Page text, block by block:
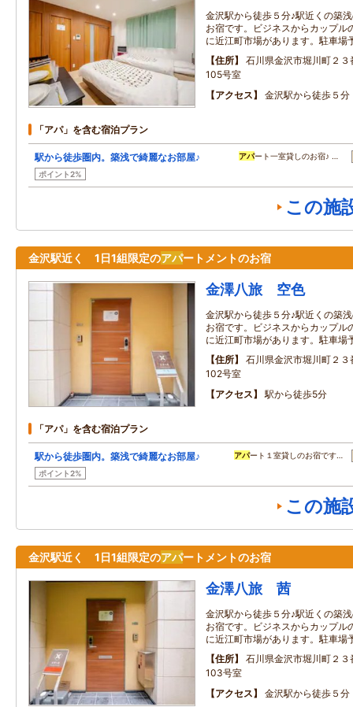
金沢駅から徒歩５分♪駅近くの築
お宿です。ビジネスからカップル
に近江町市場があります。駐車場
住所
石川県金沢市堀川町２
105号室
アクセス
金沢駅から徒歩５分
「アパ」を含む宿泊プラン
駅から徒歩圏内。築浅で綺麗なお部屋♪
ポイント2%
アパート一室貸しのお宿♪ …
この施
金沢駅近く 1日1組限定のアパートメントのお宿
金澤八旅 空色
金沢駅から徒歩５分♪駅近くの築
お宿です。ビジネスからカップル
に近江町市場があります。駐車場
住所
石川県金沢市堀川町２
102号室
アクセス
駅から徒歩5分
「アパ」を含む宿泊プラン
駅から徒歩圏内。築浅で綺麗なお部屋♪
ポイント2%
アパート１室貸しのお宿です…
この施
金沢駅近く 1日1組限定のアパートメントのお宿
金澤八旅 茜
金沢駅から徒歩５分♪駅近くの築
お宿です。ビジネスからカップル
に近江町市場があります。駐車場
住所
石川県金沢市堀川町２
103号室
アクセス
金沢駅から徒歩５分